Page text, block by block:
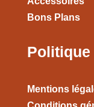
Bons Plans
Politique
Mentions